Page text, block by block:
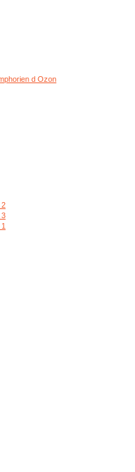
d Ozon
2
3